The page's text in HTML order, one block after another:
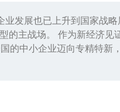
业发展也已上升到国家战
的主战场。 作为新经济见
的中小企业迈向专精特新